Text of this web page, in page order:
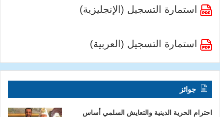
استمارة التسجيل (الإنجليزية)
استمارة التسجيل (العربية)
جوائز
احترام الحرية الدينية والتعايش السلمي أساس